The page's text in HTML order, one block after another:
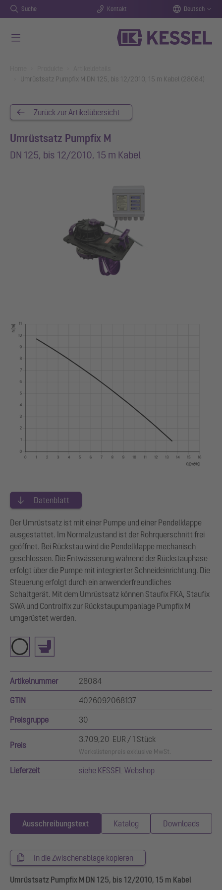
Suche Kontakt Deutsch
Umrüstsatz Pumpfix M DN 125, bis 12/2010, 15 m Kabel (28084)
Zurück zur Artikelübersicht
Umrüstsatz Pumpfix M
DN 125, bis 12/2010, 15 m Kabel
Datenblatt
Der Umrüstsatz ist mit einer Pumpe und einer Pendelklappe
ausgestattet. Im Normalzustand ist der Rohrquerschnitt frei
geöffnet. Bei Rückstau wird die Pendelklappe mechanisch
geschlossen. Die Entwässerung während der Rückstauphase
erfolgt über die Pumpe mit integrierter Schneideinrichtung. Die
Steuerung erfolgt durch ein anwenderfreundliches
Schaltgerät. Mit dem Umrüstsatz können Staufix FKA, Staufix
SWA und Controlfix zur Rückstaupumpanlage Pumpfix M
umgerüstet werden.
Artikelnummer 28084
GTIN 4026092068137
Preisgruppe 30
Preis
3.709,20 EUR / 1 Stück
Werkslistenpreis exklusive MwSt.
Lieferzeit siehe KESSEL Webshop
Ausschreibungstext Katalog Downloads
In die Zwischenablage kopieren
Umrüstsatz Pumpfix M DN 125, bis 12/2010, 15 m Kabel